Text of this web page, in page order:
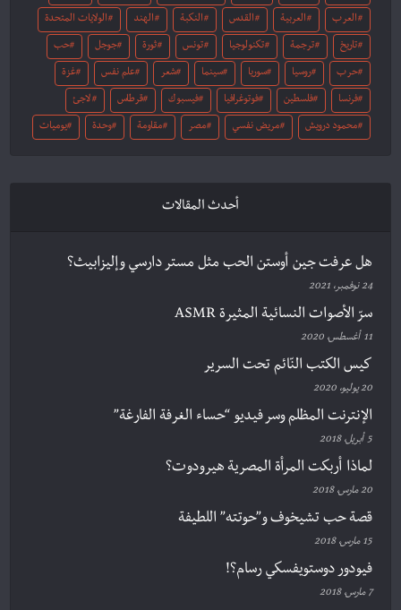
العرب العربية القدس النكبة الهند الولايات المتحدة
تاريخ ترجمة تكنولوجيا تونس ثورة جوجل حب
حرب روسيا سوريا سينما شعر علم نفس غزة
فرنسا فلسطين فوتوغرافيا فيسبوك قرطاس لاجئ
محمود درويش مريض نفسي مصر مقاومة وحدة يوميات
أحدث المقالات
هل عرفت جين أوستن الحب مثل مستر دارسي وإليزابيث؟
24 نوفمبر، 2021
سرّ الأصوات النسائية المثيرة ASMR
11 أغسطس، 2020
كيس الكتب النّائم تحت السرير
20 يوليو، 2020
الإنترنت المظلم وسر فيديو “حساء الغرفة الفارغة”
5 أبريل، 2018
لماذا أربكت المرأة المصرية هيرودوت؟
20 مارس، 2018
قصة حب تشيخوف و”حوتته” اللطيفة
15 مارس، 2018
فيودور دوستويفسكي رسام؟!
7 مارس، 2018